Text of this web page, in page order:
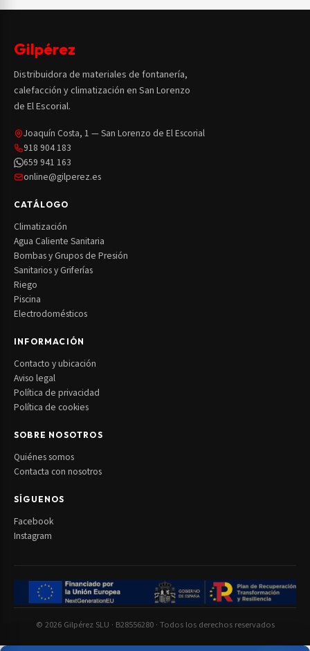
Gilpérez
Distribuidora de materiales de fontanería,
calefacción y climatización en San Lorenzo
de El Escorial.
Joaquín Costa, 1 — San Lorenzo de El Escorial
918 904 183
659 941 163
online@gilperez.es
CATÁLOGO
Climatización
Agua Caliente Sanitaria
Bombas y Grupos de Presión
Sanitarios y Griferías
Riego
Piscina
Electrodomésticos
INFORMACIÓN
Contacto y ubicación
Aviso legal
Política de privacidad
Política de cookies
SOBRE NOSOTROS
Quiénes somos
Contacta con nosotros
SÍGUENOS
Facebook
Instagram
© 2026 Gilpérez SLU · B28556280 · Todos los derechos reservados